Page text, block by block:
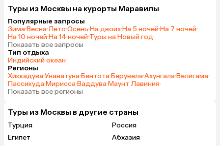
Туры из Москвы на курорты Маравилы
Популярные запросы
Зима·Весна·Лето·Осень·На двоих·На 5 ночей·На 7 ночей·
На 10 ночей·На 14 ночей·Туры на Новый год·
Показать все запросы
Тип отдыха
Индийский океан
Регионы
Хиккадува·Унаватуна·Бентота·Берувела·Ахунгала·Велигама·
Пассикуда·Мирисса·Ваддува·Маунт Лавиния·
Показать все регионы
Туры из Москвы в другие страны
Турция
Россия
Египет
Абхазия